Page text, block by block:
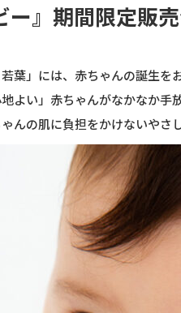
ー』期間限定販
葉」には、赤ちゃんの誕生を
い」赤ちゃんがなかなか手
んの肌に負担をかけないやさ